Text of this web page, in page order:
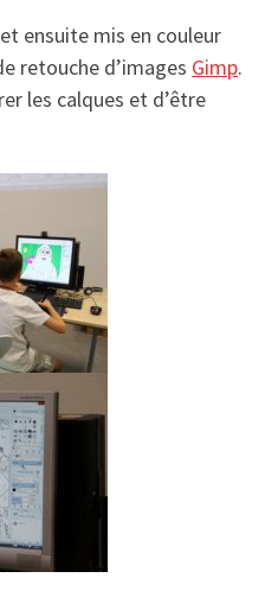
ensuite mis en couleur
retouche d’images Gimp.
les calques et d’être